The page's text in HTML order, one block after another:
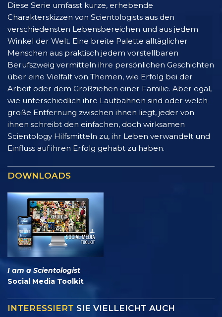
Diese Serie umfasst kurze, erhebende
Charakterskizzen von Scientologists aus den
verschiedensten Lebensbereichen und aus jedem
Winkel der Welt. Eine breite Palette alltäglicher
Menschen aus praktisch jedem vorstellbaren
Berufszweig vermitteln ihre persönlichen Geschichten
über eine Vielfalt von Themen, wie Erfolg bei der
Arbeit oder dem Großziehen einer Familie. Aber egal,
wie unterschiedlich ihre Laufbahnen sind oder welch
große Entfernung zwischen ihnen liegt, jeder von
ihnen schreibt den einfachen, doch wirksamen
Scientology Hilfsmitteln zu, ihr Leben verwandelt und
Einfluss auf ihren Erfolg gehabt zu haben.
DOWNLOADS
I am a Scientologist
Social Media Toolkit
INTERESSIERT SIE VIELLEICHT AUCH